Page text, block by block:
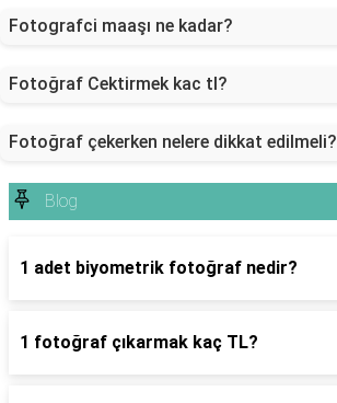
Fotografci maaşı ne kadar?
Fotoğraf Cektirmek kac tl?
Fotoğraf çekerken nelere dikkat edilmeli?
Blog
1 adet biyometrik fotoğraf nedir?
1 fotoğraf çıkarmak kaç TL?